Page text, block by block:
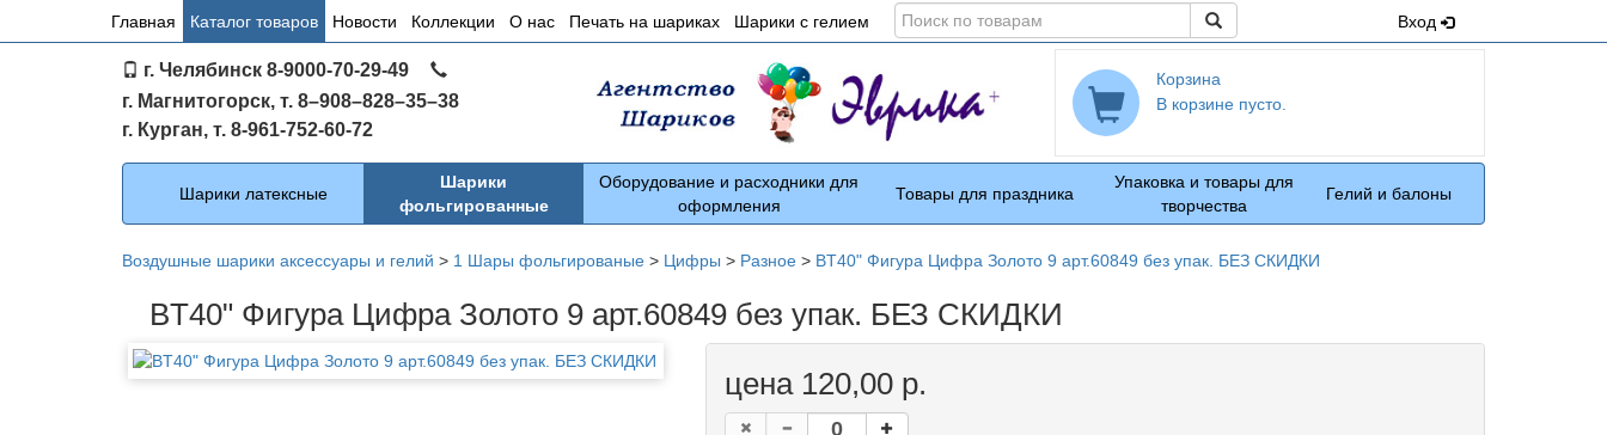
Основное
Главная Каталог товаров Новости Коллекции О нас Печать на шариках Шарики с гелием
Поиск
товарам
Вход
г. Челябинск 8-9000-70-29-49
г. Магнитогорск, т. 8–908–828–35–38
г. Курган, т. 8-961-752-60-72
Корзина
В корзине пусто.
Каталог
Шарики латексные
Шарики
фольгированные
Оборудование и расходники для
оформления
Товары для праздника
Упаковка и товары для
творчества
Гелий и балоны
Воздушные шарики аксессуары и гелий > 1 Шары фольгированые > Цифры > Разное > BT40" Фигура Цифра Золото 9 арт.60849 без упак. БЕЗ СКИДКИ
BT40" Фигура Цифра Золото 9 арт.60849 без упак. БЕЗ СКИДКИ
цена 120,00 р.